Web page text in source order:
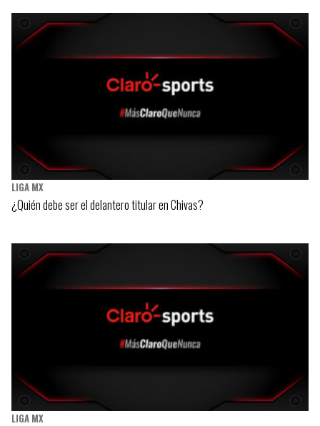
LIGA MX
¿Quién debe ser el delantero titular en Chivas?
LIGA MX